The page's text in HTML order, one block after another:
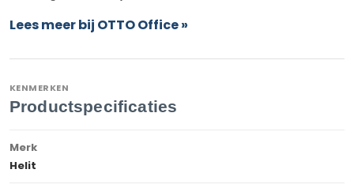
Lees meer bij OTTO Office »
KENMERKEN
Productspecificaties
Merk
Helit